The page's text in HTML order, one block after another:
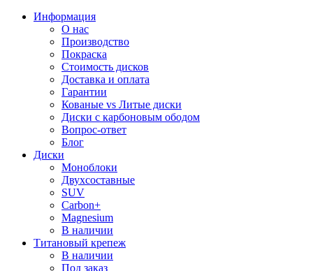
Информация
О нас
Производство
Покраска
Стоимость дисков
Доставка и оплата
Гарантии
Кованые vs Литые диски
Диски с карбоновым ободом
Вопрос-ответ
Блог
Диски
Моноблоки
Двухсоставные
SUV
Carbon+
Magnesium
В наличии
Титановый крепеж
В наличии
Под заказ